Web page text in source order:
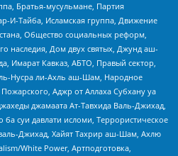
Братья-мусульмане, Партия
И-Тайба, Исламская группа, Движение
Общество социальных реформ,
наследия, Дом двух святых, Джунд аш-
Имарат Кавказ, АБТО, Правый сектор,
Нусра ли-Ахль аш-Шам, Народное
Аджр от Аллаха Субхану уа
джамаата Ат-Тавхида Валь-Джихад,
суи давлати исломи, Террористическое
Джихад, Хайят Тахрир аш-Шам, Ахлю
White Power, Артподготовка,